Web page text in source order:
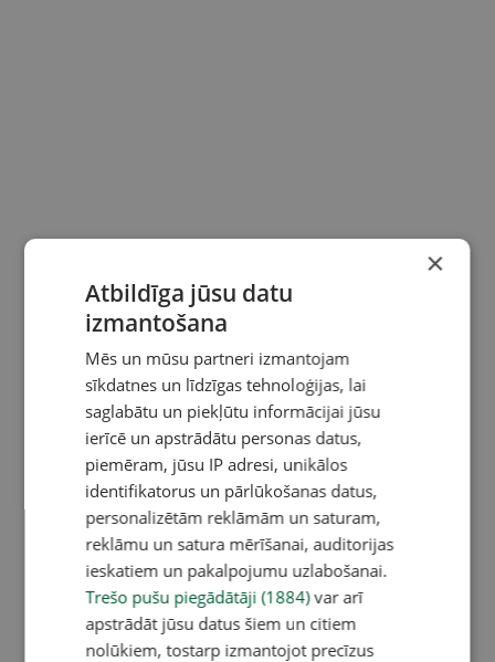
×
Atbildīga jūsu datu
izmantošana
Mēs un mūsu partneri izmantojam
sīkdatnes un līdzīgas tehnoloģijas, lai
saglabātu un piekļūtu informācijai jūsu
ierīcē un apstrādātu personas datus,
piemēram, jūsu IP adresi, unikālos
identifikatorus un pārlūkošanas datus,
personalizētām reklāmām un saturam,
reklāmu un satura mērīšanai, auditorijas
ieskatiem un pakalpojumu uzlabošanai.
Trešo pušu piegādātāji (1884)var arī
apstrādāt jūsu datus šiem un citiem
nolūkiem, tostarp izmantojot precīzus